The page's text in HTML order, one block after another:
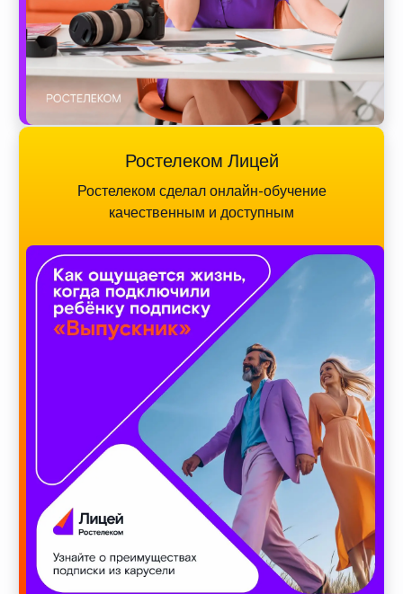
Ростелеком Лицей
Ростелеком сделал онлайн-обучение
качественным и доступным